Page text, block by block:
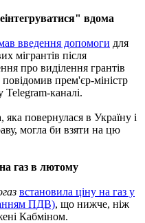
вдома
введення допомоги для
мігрантів після
про виділення грантів
повідомив прем'єр-міністр
каналі.
повернулася в Україну і
могла би взяти на цю
газ в лютому
встановила ціну на газ у
ПДВ), що нижче, ніж
Кабміном.